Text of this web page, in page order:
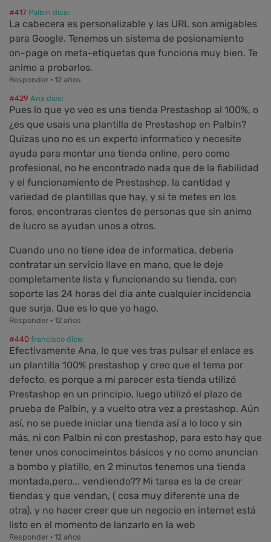
#417 Palbin dice:
La cabecera es personalizable y las URL son amigables
para Google. Tenemos un sistema de posionamiento
on-page on meta-etiquetas que funciona muy bien. Te
animo a probarlos.
Responder · 12 años
#429 Ana dice:
Pues lo que yo veo es una tienda Prestashop al 100%, o
¿es que usais una plantilla de Prestashop en Palbin?
Quizas uno no es un experto informatico y necesite
ayuda para montar una tienda online, pero como
profesional, no he encontrado nada que de la fiabilidad
y el funcionamiento de Prestashop, la cantidad y
variedad de plantillas que hay, y si te metes en los
foros, encontraras cientos de personas que sin animo
de lucro se ayudan unos a otros.
Cuando uno no tiene idea de informatica, deberia
contratar un servicio llave en mano, que le deje
completamente lista y funcionando su tienda, con
soporte las 24 horas del dia ante cualquier incidencia
que surja. Que es lo que yo hago.
Responder · 12 años
#440 francisco dice:
Efectivamente Ana, lo que ves tras pulsar el enlace es
un plantilla 100% prestashop y creo que el tema por
defecto, es porque a mi parecer esta tienda utilizó
Prestashop en un principio, luego utilizó el plazo de
prueba de Palbin, y a vuelto otra vez a prestashop. Aún
así, no se puede iniciar una tienda así a lo loco y sin
más, ni con Palbin ni con prestashop, para esto hay que
tener unos conocimeintos básicos y no como anuncian
a bombo y platillo, en 2 minutos tenemos una tienda
montada,pero... vendiendo?? Mi tarea es la de crear
tiendas y que vendan, ( cosa muy diferente una de
otra), y no hacer creer que un negocio en internet está
listo en el momento de lanzarlo en la web
Responder · 12 años